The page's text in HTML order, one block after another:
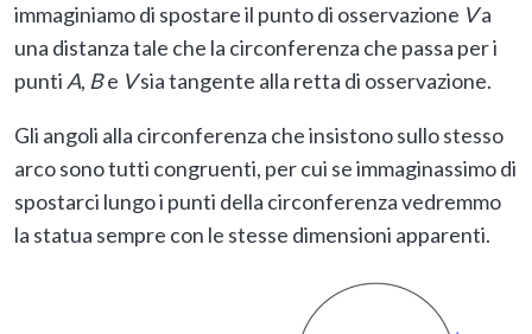
immaginiamo di spostare il punto di osservazione Va
una distanza tale che la circonferenza che passa per i
punti A, Be Vsia tangente alla retta di osservazione.
Gli angoli alla circonferenza che insistono sullo stesso
arco sono tutti congruenti, per cui se immaginassimo di
spostarci lungo i punti della circonferenza vedremmo
la statua sempre con le stesse dimensioni apparenti.